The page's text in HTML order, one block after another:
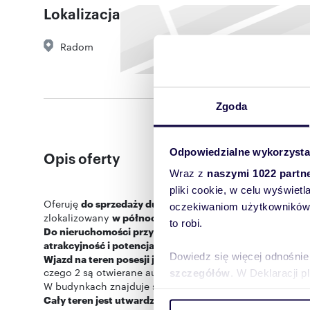
Zgoda
Odpowiedzialne
Wraz z naszymi 1022
pliki cookie, w celu
oczekiwaniom
to robi.
Dowiedz się więcej
szczegółów . W Deklaracji
Lokalizacja
Radom
Opis oferty
Oferuję do sprzedaży duży, częściowo zabudowany
zlokalizowany w północnej części miasta Radom
Do nieruchomości przylega linia kolejowa
atrakcyjność i potencjalne możliwości wykorzystania
Wjazd na teren posesji jest możliwy od ul. Kozienickiej
czego 2 są otwierane automatycznie.
W budynkach znajduje się m.in.
Cały teren jest utwardzony do użytku parkingowego,